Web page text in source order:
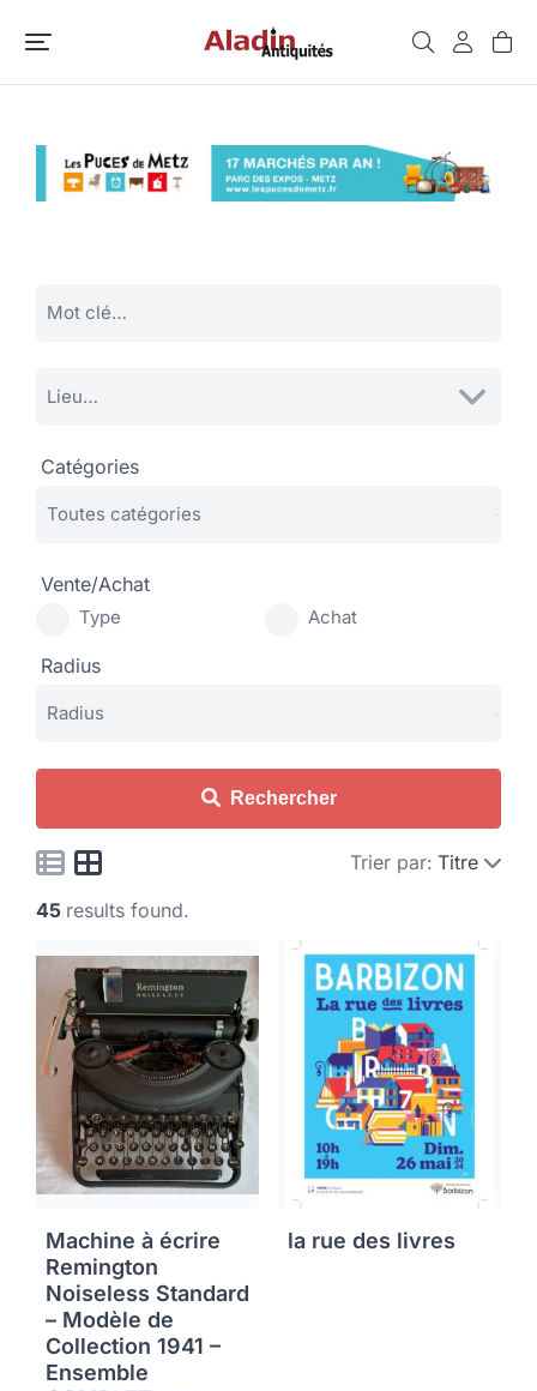
Catégories
Vente/Achat
Type Achat
Radius
Rechercher
Trier par: Titre
45 results found.
Machine à écrire
Remington
Noiseless Standard
– Modèle de
Collection 1941 –
Ensemble
la rue des livres